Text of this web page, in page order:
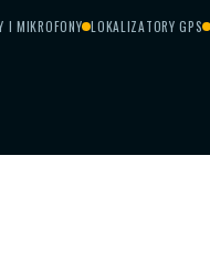
I MIKROFONY LOKALIZATORY GPS